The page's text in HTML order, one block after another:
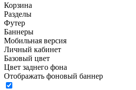
Корзина
Разделы
Футер
Баннеры
Мобильная версия
Личный кабинет
Базовый цвет
Цвет заднего фона
Отображать фоновый баннер